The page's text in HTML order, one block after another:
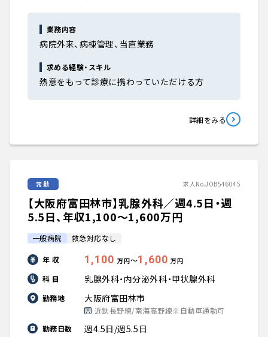
業務内容
病院外来、病棟管理、当直業務
求める経験・スキル
熱意をもって診療に携わっていただける方
詳細をみる
常勤 求人No.JOB546045
【大阪府富田林市】乳腺外科／週4.5日・週
5.5日、年収1,100〜1,600万円
一般病院 救急対応なし
年 収 1,100 万円〜1,600 万円
科 目 乳腺外科・内分泌外科・甲状腺外科
勤務地 大阪府富田林市
近鉄長野線/南海高野線※自動車通勤可
勤務日数
週4.5日/週5.5日